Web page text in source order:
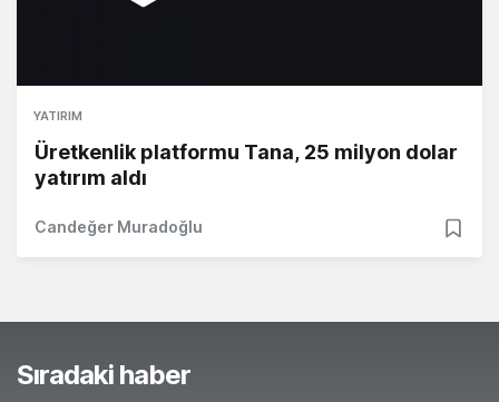
YATIRIM
Üretkenlik platformu Tana, 25 milyon dolar
yatırım aldı
Candeğer Muradoğlu
Sıradaki haber